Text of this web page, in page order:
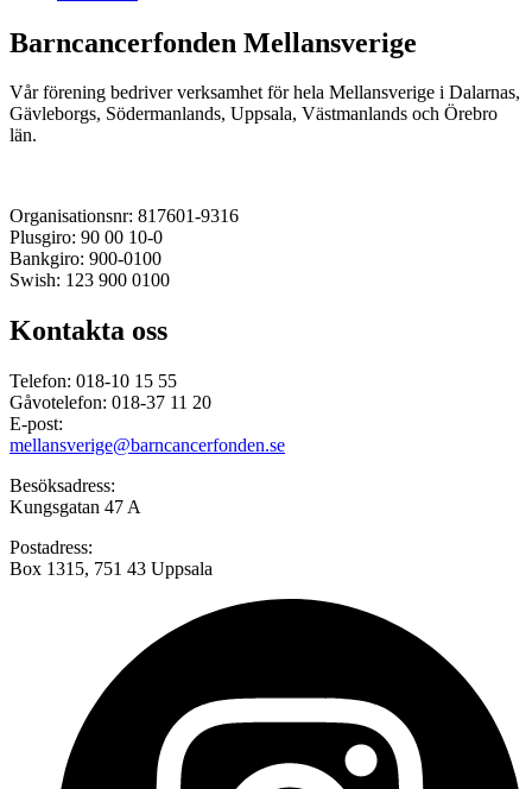
Barncancerfonden Mellansverige
Vår förening bedriver verksamhet för hela Mellansverige i Dalarnas,
Gävleborgs, Södermanlands, Uppsala, Västmanlands och Örebro
län.
Organisationsnr: 817601-9316
Plusgiro: 90 00 10-0
Bankgiro: 900-0100
Swish: 123 900 0100
Kontakta oss
Telefon: 018-10 15 55
Gåvotelefon: 018-37 11 20
E-post:
mellansverige@barncancerfonden.se
Besöksadress:
Kungsgatan 47 A
Postadress:
Box 1315, 751 43 Uppsala